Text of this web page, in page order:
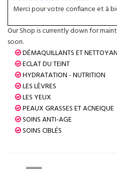
Merci pour votre confiance et à
Our Shop is currently down for
soon.
DÉMAQUILLANTS ET
ECLAT DU TEINT
HYDRATATION - NUTRITION
LES LÈVRES
LES YEUX
PEAUX GRASSES ET ACNEIQUE
SOINS ANTI-AGE
SOINS CIBLÉS